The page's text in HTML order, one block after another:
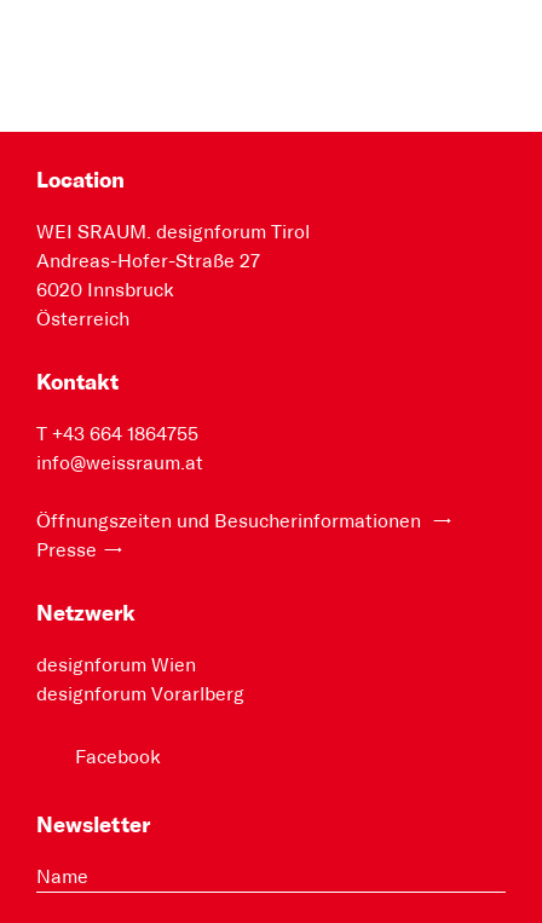
Location
WEI SRAUM. designforum Tirol
Andreas-Hofer-Straße 27
6020 Innsbruck
Österreich
Kontakt
T +43 664 1864755
info@weissraum.at
Öffnungszeiten und Besucherinformationen
Presse
Netzwerk
designforum Wien
designforum Vorarlberg
Facebook
Newsletter